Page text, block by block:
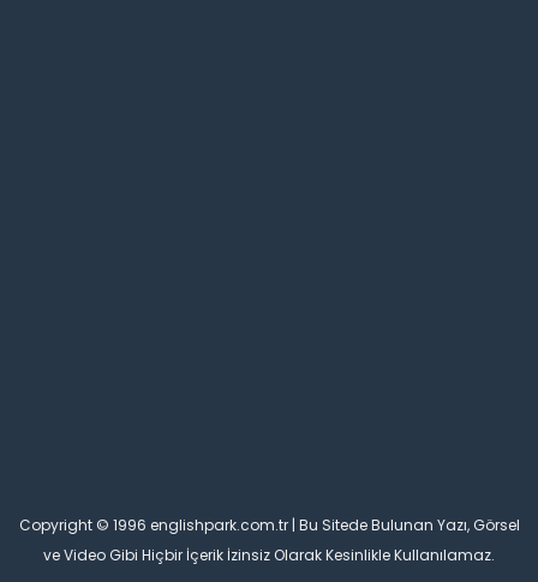
Copyright © 1996 englishpark.com.tr | Bu Sitede Bulunan Yazı, Görsel
ve Video Gibi Hiçbir İçerik İzinsiz Olarak Kesinlikle Kullanılamaz.